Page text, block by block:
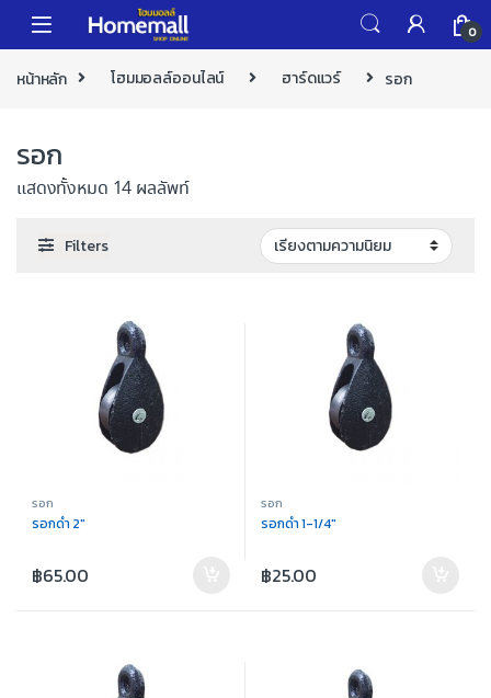
Skip to navigation
Skip to content
0
หน้าหลัก โฮมมอลล์ออนไลน์ ฮาร์ดแวร์ รอก
รอก
แสดงทั้งหมด 14 ผลลัพท์
Filters
รอก
รอกดำ 2″
฿65.00
รอก
รอกดำ 1-1/4″
฿25.00